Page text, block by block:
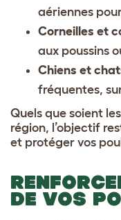
aériennes
Corneilles et
aux poussins
Chiens et
fréquentes,
Quels que soient
région, l’objectif
et protéger vos
DE VOS